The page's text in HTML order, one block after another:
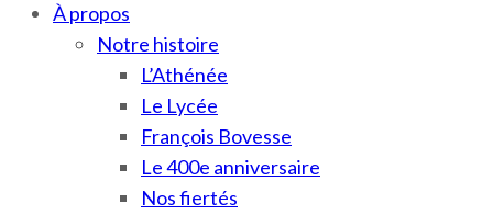
À propos
Notre histoire
L’Athénée
Le Lycée
François Bovesse
Le 400e anniversaire
Nos fiertés